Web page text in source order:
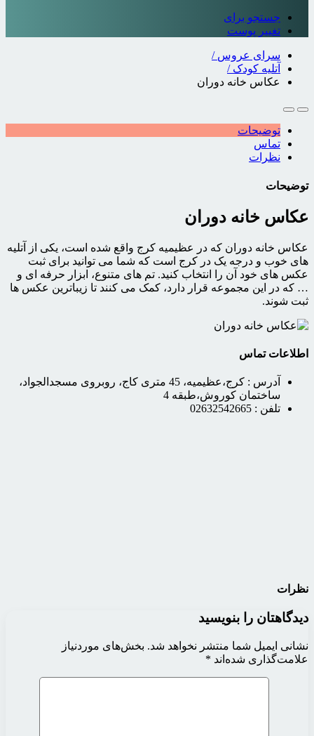
جستجو برای
تغییر پوست
سرای عروس /
آتلیه کودک /
عکاس خانه دوران
توضیحات
تماس
نظرات
توضیحات
عکاس خانه دوران
عکاس خانه دوران که در عظیمیه کرج واقع شده است، یکی از آتلیه
های خوب و درجه یک در کرج است که شما می توانید برای ثبت
عکس های خود آن را انتخاب کنید. تم های متنوع، ابزار حرفه ای و
… که در این مجموعه قرار دارد، کمک می کنند تا زیباترین عکس ها
ثبت شوند.
اطلاعات تماس
آدرس :
کرج،عظیمیه، 45 متری کاج، روبروی مسجدالجواد،
ساختمان کوروش،طبقه 4
تلفن : 02632542665
نظرات
دیدگاهتان را بنویسید
نشانی ایمیل شما منتشر نخواهد شد. بخش‌های موردنیاز
علامت‌گذاری شده‌اند *